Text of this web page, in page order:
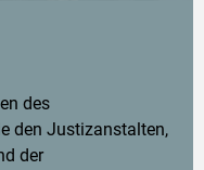
des
den Justizanstalten,
der